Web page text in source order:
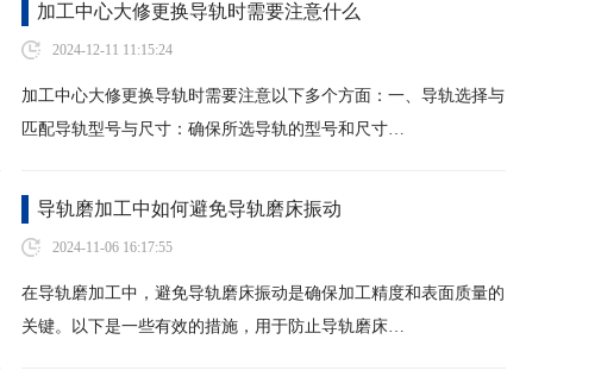
加工中心大修更换导轨时需要注意什么
2024-12-11 11:15:24
加工中心大修更换导轨时需要注意以下多个方面：一、导轨选择与
匹配导轨型号与尺寸：确保所选导轨的型号和尺寸…
导轨磨加工中如何避免导轨磨床振动
2024-11-06 16:17:55
在导轨磨加工中，避免导轨磨床振动是确保加工精度和表面质量的
关键。以下是一些有效的措施，用于防止导轨磨床…